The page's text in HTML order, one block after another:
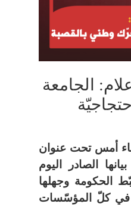
الجامعة
أمس تحت عنوان
الصادر اليوم
الحكومة وجهلها
في كلّ المؤسّسات